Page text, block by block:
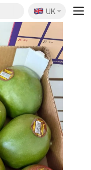
🇬🇧
UK